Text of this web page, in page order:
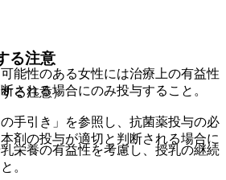
能性のある女性には治療上の有益性
される場合にのみ投与すること。
栄養の有益性を考慮し、授乳の継続
。
る注意
る注意）
の手引き」を参照し、抗菌薬投与の必
剤の投与が適切と判断される場合に